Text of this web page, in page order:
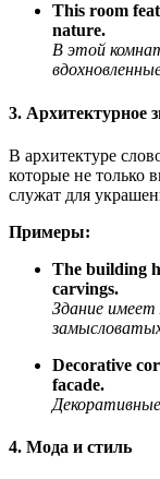
This room
nature.
В этой
3. Архитектурное
В архитектуре
которые не только
служат для
Примеры:
The building
carvings.
Здание
Decorative
facade.
4. Мода и стиль